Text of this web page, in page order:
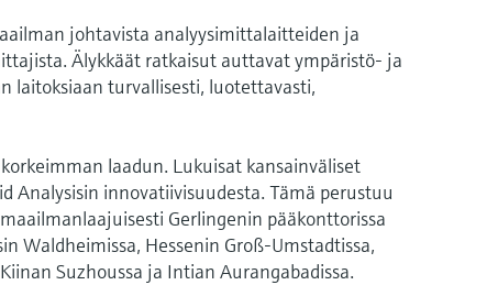
johtavista analyysimittalaitteiden ja
Älykkäät ratkaisut auttavat ympäristö- ja
laitoksiaan turvallisesti, luotettavasti,
laadun. Lukuisat kansainväliset
Analysisin innovatiivisuudesta. Tämä perustuu
Gerlingenin pääkonttorissa
Waldheimissa, Hessenin Groß-Umstadtissa,
Suzhoussa ja Intian Aurangabadissa.